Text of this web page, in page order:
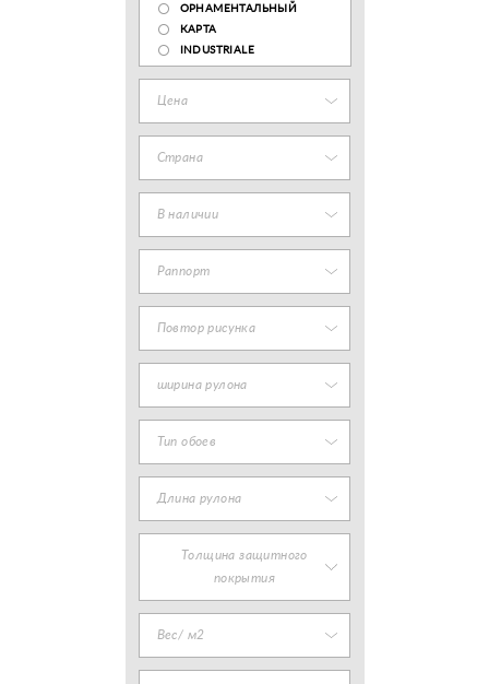
ОРНАМЕНТАЛЬНЫЙ
КАРТА
INDUSTRIALE
Цена
Страна
В наличии
Раппорт
Повтор рисунка
ширина рулона
Тип обоев
Длина рулона
Толщина защитного
покрытия
Вес/ м2